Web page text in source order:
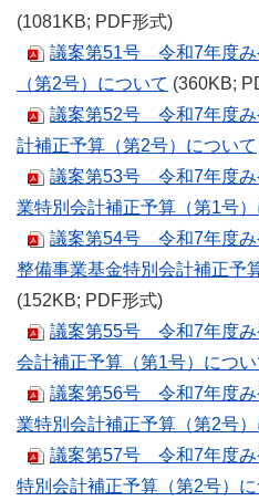
(1081KB; PDF形式)
議案第51号 令和7年度み
（第2号）について (360KB;
議案第52号 令和7年度み
計補正予算（第2号）について
議案第53号 令和7年度み
業特別会計補正予算（第1号
議案第54号 令和7年度み
整備事業基金特別会計補正予
(152KB; PDF形式)
議案第55号 令和7年度み
会計補正予算（第1号）につい
議案第56号 令和7年度み
業特別会計補正予算（第2号
議案第57号 令和7年度み
特別会計補正予算（第2号）に